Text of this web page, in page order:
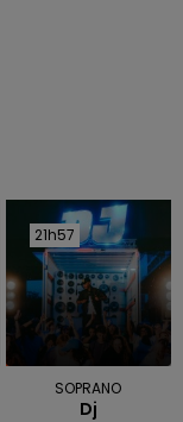
21h57
21h57
SOPRANO
Dj